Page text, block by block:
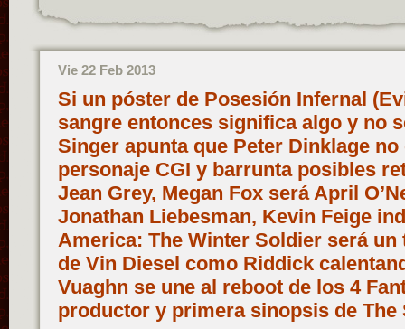
Vie 22 Feb 2013
Si un póster de Posesión Infernal
sangre entonces significa algo y no
Singer apunta que Peter Dinklage no
personaje CGI y barrunta posibles
Jean Grey, Megan Fox será April
Jonathan Liebesman, Kevin Feige
America: The Winter Soldier será
de Vin Diesel como Riddick
Vuaghn se une al reboot de los 4
productor y primera sinopsis de